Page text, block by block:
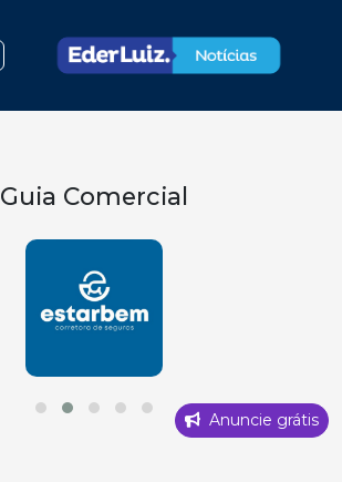
Guia Comercial
Anuncie grátis